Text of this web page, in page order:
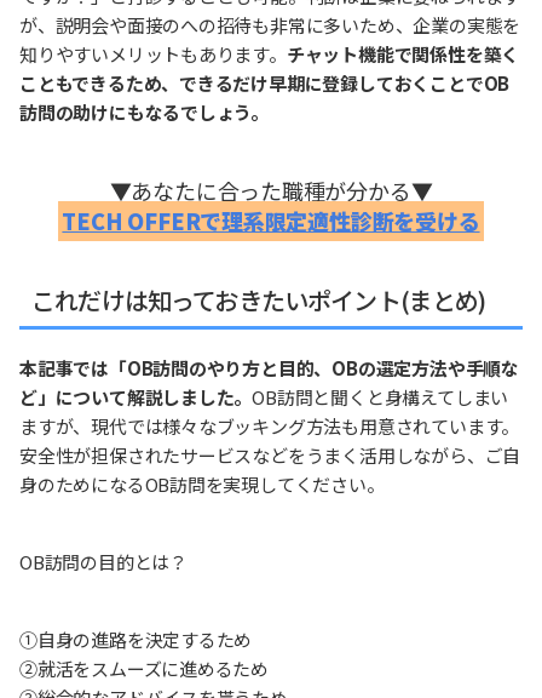
が、説明会や面接のへの招待も非常に多いため、企業の実態を
知りやすいメリットもあります。 チャット機能で関係性を築く
こともできるため、できるだけ早期に登録しておくことでOB
訪問の助けにもなるでしょう。
▼あなたに合った職種が分かる▼
TECH OFFERで理系限定適性診断を受ける
これだけは知っておきたいポイント(まとめ)
本記事では「OB訪問のやり方と目的、OBの選定方法や手順な
ど」について解説しました。OB訪問と聞くと身構えてしまい
ますが、現代では様々なブッキング方法も用意されています。
安全性が担保されたサービスなどをうまく活用しながら、ご自
身のためになるOB訪問を実現してください。
OB訪問の目的とは？
①自身の進路を決定するため
②就活をスムーズに進めるため